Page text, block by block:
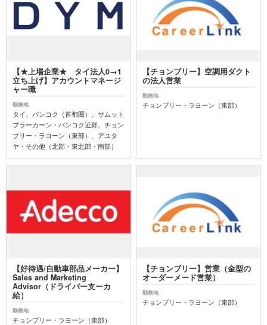
【★上場企業★ タイ法人0→1
立ち上げ】アカウントマネージ
ャー職
勤務地
タイ、バンコク（首都圏）、サムット
プラーカーン・バンコク近郊、チョン
ブリー・ラヨーン（東部）、アユタ
ヤ・その他（北部・東北部・南部）
【チョンブリー】空調用ダクト
の法人営業
勤務地
チョンブリー・ラヨーン（東部）
【好待遇/自動車部品メーカー】
Sales and Marketing
Advisor（ドライバー支ーカ
給）
勤務地
チョンブリー・ラヨーン（東部）
【チョンブリー】営業（金型の
オーダーメード営業）
勤務地
チョンブリー・ラヨーン（東部）